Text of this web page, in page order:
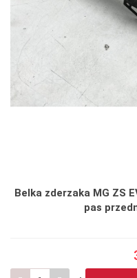
Belka zderzaka MG ZS
pas